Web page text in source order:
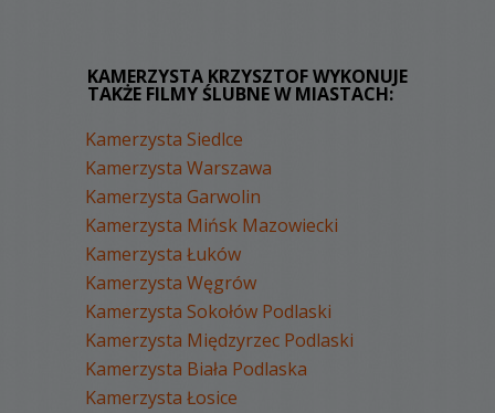
KAMERZYSTA KRZYSZTOF WYKONUJE
TAKŻE FILMY ŚLUBNE W MIASTACH:
Kamerzysta Siedlce
Kamerzysta Warszawa
Kamerzysta Garwolin
Kamerzysta Mińsk Mazowiecki
Kamerzysta Łuków
Kamerzysta Węgrów
Kamerzysta Sokołów Podlaski
Kamerzysta Międzyrzec Podlaski
Kamerzysta Biała Podlaska
Kamerzysta Łosice